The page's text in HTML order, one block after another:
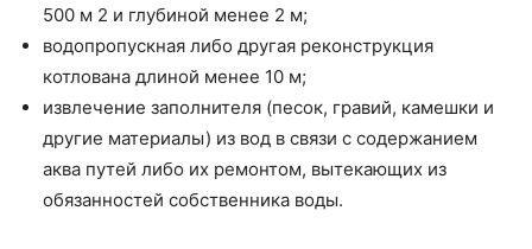
500 м 2 и глубиной менее 2 м;
водопропускная либо другая реконструкция
котлована длиной менее 10 м;
извлечение заполнителя (песок, гравий, камешки и
другие материалы) из вод в связи с содержанием
аква путей либо их ремонтом, вытекающих из
обязанностей собственника воды.